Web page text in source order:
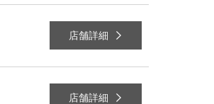
店舗詳細
店舗詳細